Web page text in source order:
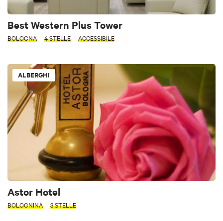
Best Western Plus Tower
BOLOGNA 4 STELLE ACCESSIBILE
ALBERGHI
Astor Hotel
BOLOGNINA 3 STELLE